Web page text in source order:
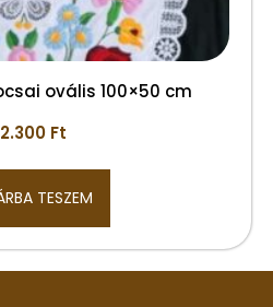
ovális 100×50 cm
Ft
TESZEM